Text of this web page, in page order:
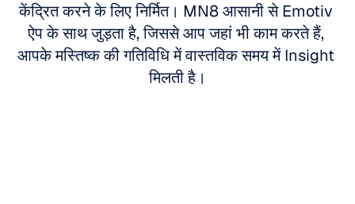
केंद्रित करने के लिए निर्मित। MN8 आसानी से Emotiv
ऐप के साथ जुड़ता है, जिससे आप जहां भी काम करते हैं,
आपके मस्तिष्क की गतिविधि में वास्तविक समय में Insight
मिलती है।